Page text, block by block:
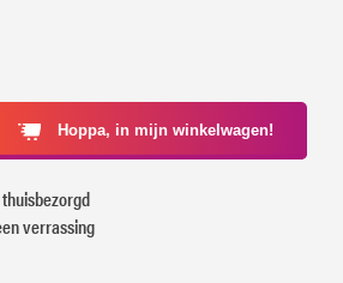
Hoppa, in mijn winkelwagen!
verrassing